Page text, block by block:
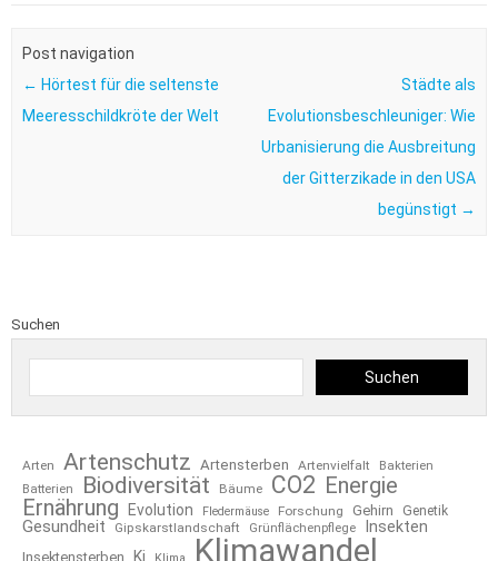
Post navigation
← Hörtest für die seltenste
Meeresschildkröte der Welt
Städte als
Evolutionsbeschleuniger: Wie
Urbanisierung die Ausbreitung
der Gitterzikade in den USA
begünstigt →
Suchen
Suchen
Arten Artenschutz Artensterben Artenvielfalt
Bakterien
Batterien
Biodiversität Bäume CO2 Energie
Ernährung
Evolution Fledermäuse Forschung Gehirn Genetik
Gesundheit Gipskarstlandschaft Grünflächenpflege Insekten
Insektensterben Ki Klima Klimawandel